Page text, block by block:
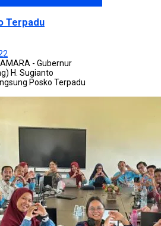
Terpadu
- Gubernur
H. Sugianto
Posko Terpadu